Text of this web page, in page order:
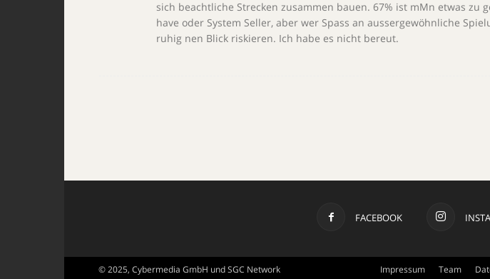
sich beachtliche Strecken zusammen bauen. 67% ist mMn etwas zu
have oder System Seller, aber wer Spass an aussergewöhnliche
ruhig nen Blick riskieren. Ich habe es nicht bereut.
FACEBOOK
Impressum Team
© 2025, Cybermedia GmbH und SGC Network